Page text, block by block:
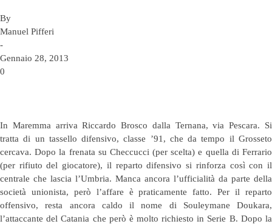
By
Manuel Pifferi
-
Gennaio 28, 2013
0
In Maremma arriva Riccardo Brosco dalla Ternana, via Pescara. Si
tratta di un tassello difensivo, classe ’91, che da tempo il Grosseto
cercava. Dopo la frenata su Checcucci (per scelta) e quella di Ferrario
(per rifiuto del giocatore), il reparto difensivo si rinforza così con il
centrale che lascia l’Umbria. Manca ancora l’ufficialità da parte della
società unionista, però l’affare è praticamente fatto. Per il reparto
offensivo, resta ancora caldo il nome di Souleymane Doukara,
l’attaccante del Catania che però è molto richiesto in Serie B. Dopo la